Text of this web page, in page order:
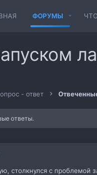
ФОРУМЫ
- ответ
ответы.
столкнулся с проблемой